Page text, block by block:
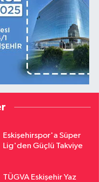
Eskişehirspor'a Süper
Lig'den Güçlü Takviye
TÜGVA Eskişehir Yaz